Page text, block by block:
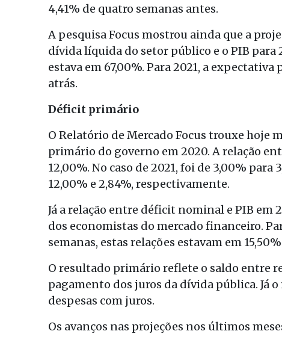
4,41% de quatro semanas antes.
A pesquisa Focus mostrou ainda que a
dívida líquida do setor público e o PIB para
estava em 67,00%. Para 2021, a
atrás.
Déficit primário
O Relatório de Mercado Focus trouxe hoje
primário do governo em 2020. A relação
12,00%. No caso de 2021, foi de 3,00%
12,00% e 2,84%, respectivamente.
Já a relação entre déficit nominal e PIB em
dos economistas do mercado financeiro.
semanas, estas relações estavam em
O resultado primário reflete o saldo entre
pagamento dos juros da dívida pública. Já
despesas com juros.
Os avanços nas projeções nos últimos